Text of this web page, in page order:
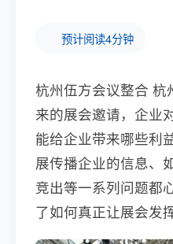
预计阅读4分钟
杭州伍方会议整合 杭
来的展会邀请，企业
能给企业带来哪些利
展传播企业的信息、
竞出等一系列问题都
了如何真正让展会发